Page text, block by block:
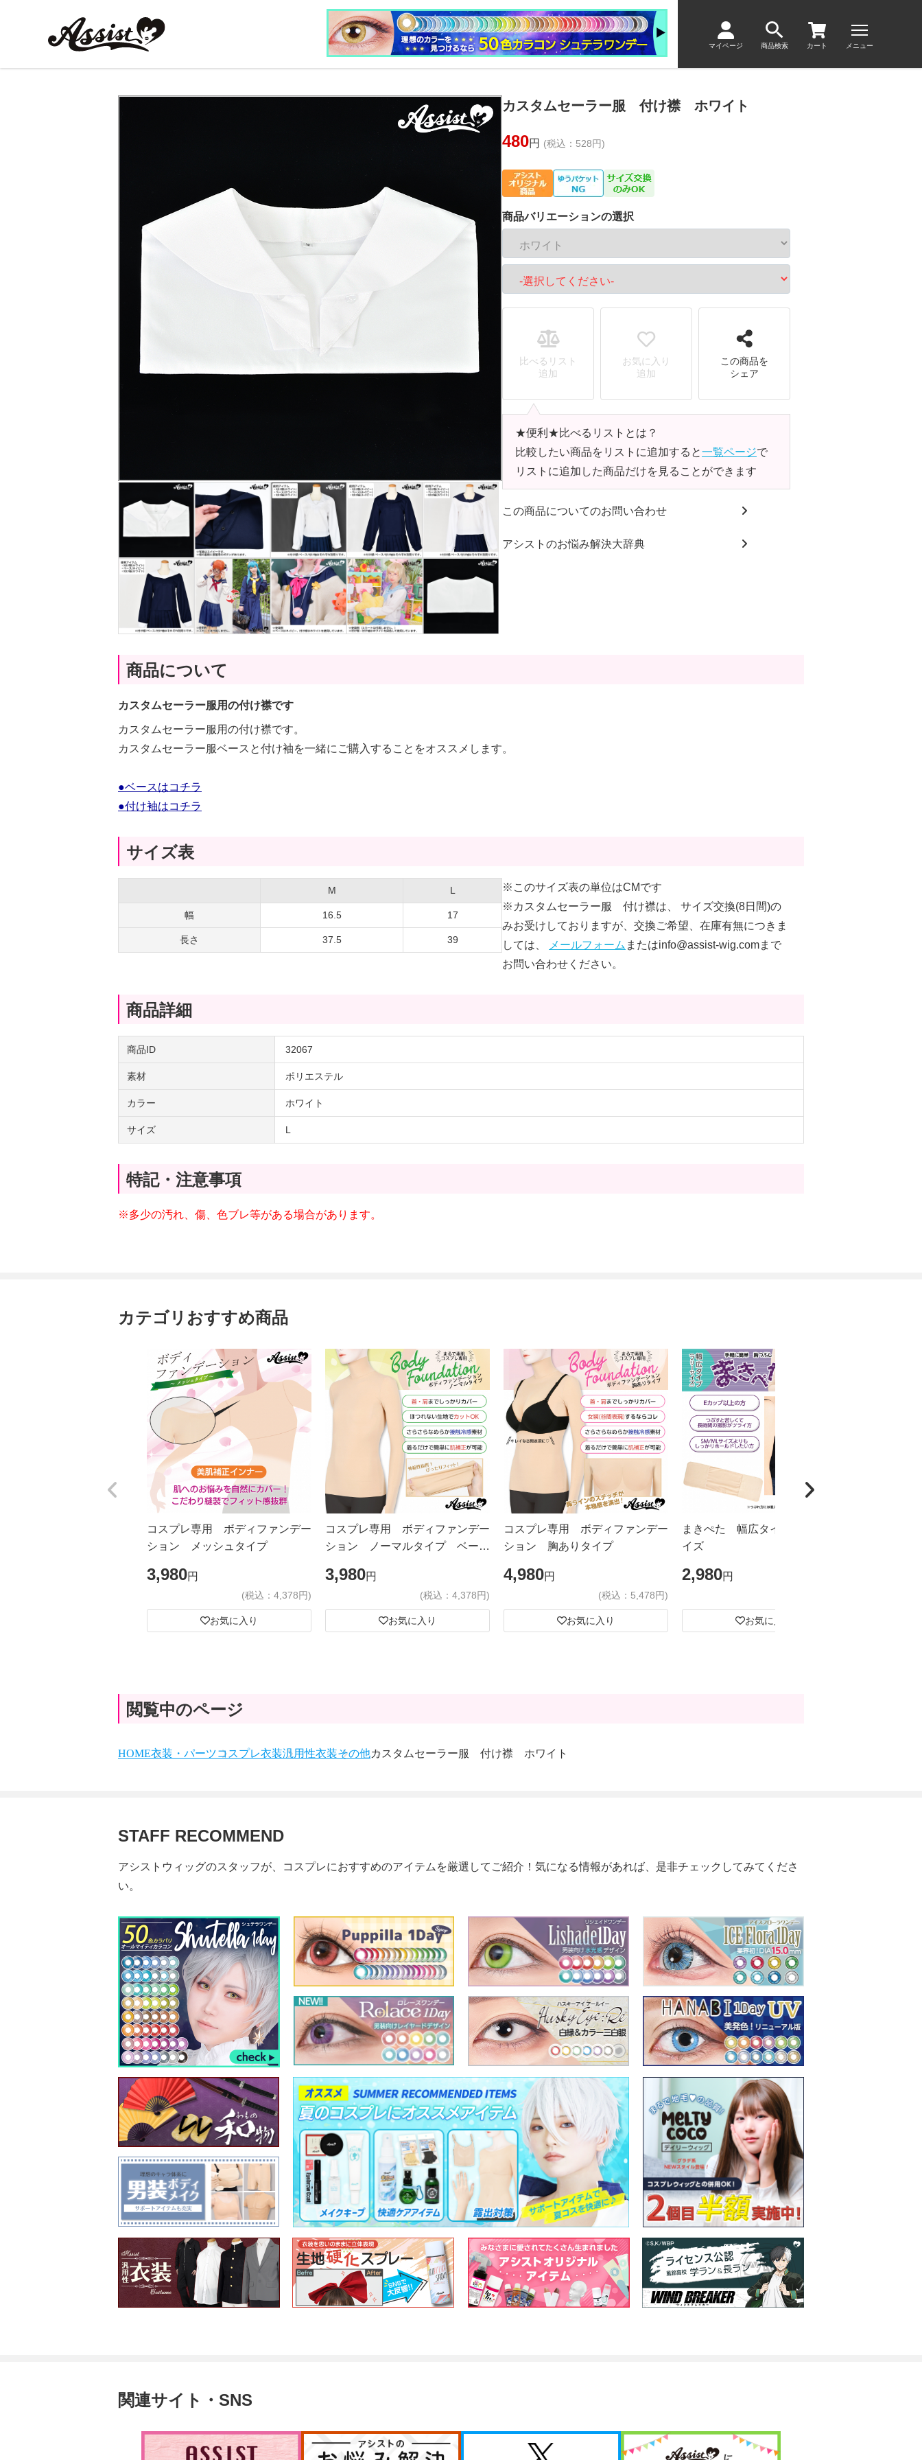
マイページ 商品検索 カート メニュー
カスタムセーラー服 付け襟 ホワイト
480円 (税込：528円)
商品バリエーションの選択
比べるリスト
追加
お気に入り
追加
この商品を
シェア
★便利★比べるリストとは？
比較したい商品をリストに追加すると一覧ページで
リストに追加した商品だけを見ることができます
この商品についてのお問い合わせ
アシストのお悩み解決大辞典
商品について
カスタムセーラー服用の付け襟です
カスタムセーラー服用の付け襟です。
カスタムセーラー服ベースと付け袖を一緒にご購入することをオススメします。
●ベースはコチラ
●付け袖はコチラ
サイズ表
M L
幅 16.5 17
長さ 37.5 39
※このサイズ表の単位はCMです
※カスタムセーラー服 付け襟は、 サイズ交換(8日間)の
みお受けしておりますが、交換ご希望、在庫有無につきま
しては、
メールフォーム またはinfo@assist-wig.comまで
お問い合わせください。
商品詳細
商品ID 32067
素材 ポリエステル
カラー ホワイト
サイズ L
特記・注意事項
※多少の汚れ、傷、色ブレ等がある場合があります。
カテゴリおすすめ商品
コスプレ専用 ボディファンデー
ション メッシュタイプ
3,980円
(税込：4,378円)
お気に入り
コスプレ専用 ボディファンデー
ション ノーマルタイプ ベージ
3,980円
(税込：4,378円)
お気に入り
コスプレ専用 ボディファンデー
ション 胸ありタイプ
4,980円
(税込：5,478円)
お気に入り
まきぺた 幅広タイプ フリーサ
イズ
2,980円
お気に入り
閲覧中のページ
HOME衣装・パーツコスプレ衣装汎用性衣装その他カスタムセーラー服 付け襟 ホワイト
STAFF RECOMMEND
アシストウィッグのスタッフが、コスプレにおすすめのアイテムを厳選してご紹介！気になる情報があれば、是非チェックしてみてくださ
い。
関連サイト・SNS